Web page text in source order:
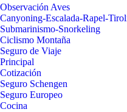
Observación Aves
Canyoning-Escalada-Rapel-
Submarinismo-Snorkeling
Ciclismo Montaña
Seguro de Viaje
Principal
Cotización
Seguro Schengen
Seguro Europeo
Cocina